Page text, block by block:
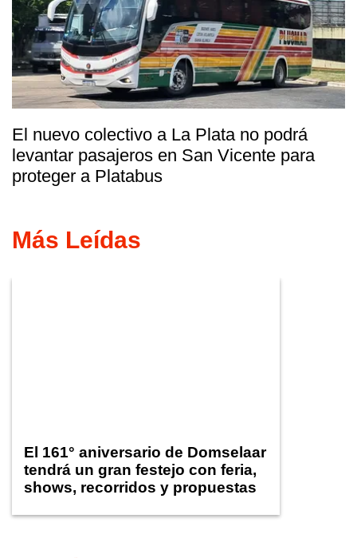
El nuevo colectivo a La Plata no podrá
levantar pasajeros en San Vicente para
proteger a Platabus
Más Leídas
El 161° aniversario de Domselaar
tendrá un gran festejo con feria,
shows, recorridos y propuestas